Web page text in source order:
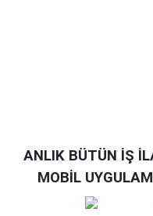
ANLIK BÜTÜN İŞ
MOBİL